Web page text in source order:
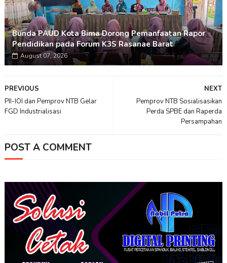
Bunda PAUD Kota Bima Dorong Pemanfaatan Rapor
Pendidikan pada Forum K3S Rasanae Barat
August 07, 2026
NEXT
Pemprov NTB Sosialisasikan
Perda SPBE dan Raperda
Persampahan
PREVIOUS
PII-IOI dan Pemprov NTB Gelar
FGD Industrialisasi
POST A COMMENT